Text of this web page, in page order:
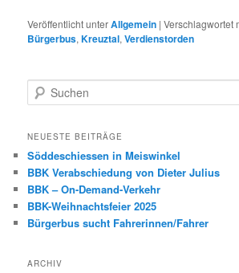
Veröffentlicht unterAllgemein |Verschlagwortet
Bürgerbus,Kreuztal,Verdienstorden
u
h
n
NEUESTE BEITRÄGE
Söddeschiessen in Meiswinkel
BBK Verabschiedung von Dieter Julius
BBK – On-Demand-Verkehr
BBK-Weihnachtsfeier 2025
Bürgerbus sucht Fahrerinnen/Fahrer
ARCHIV